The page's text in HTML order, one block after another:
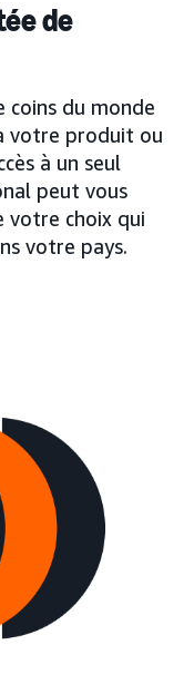
de
coins du monde
votre produit ou
à un seul
peut vous
votre choix qui
votre pays.